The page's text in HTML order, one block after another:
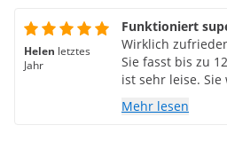
Helen letztes
Jahr
Funktioniert
Wirklich
Sie fasst bis zu
ist sehr leise.
geformten EU-
aus
Mehr lesen